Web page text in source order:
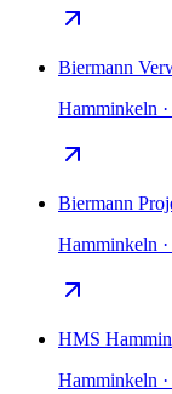
Biermann
Hamminkeln
Biermann
Hamminkeln
HMS
Hamminkeln